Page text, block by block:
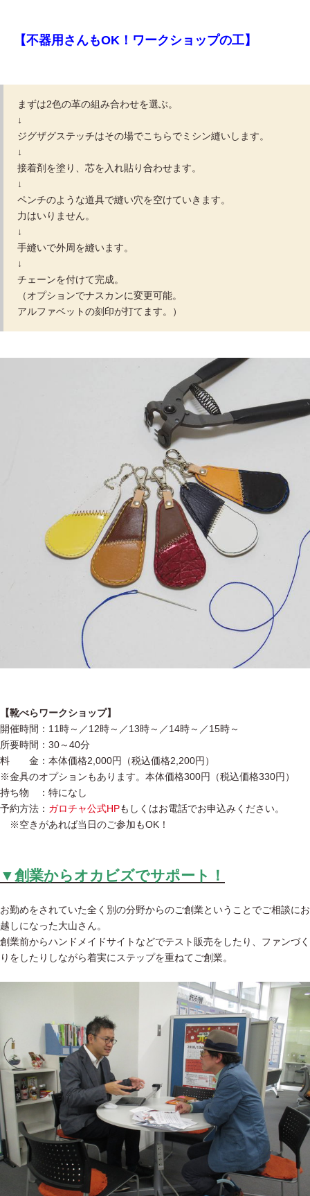
【不器用さんもOK！ワークショップの工】
まずは2色の革の組み合わせを選ぶ。
↓
ジグザグステッチはその場でこちらでミシン縫いします。
↓
接着剤を塗り、芯を入れ貼り合わせます。
↓
ペンチのような道具で縫い穴を空けていきます。
力はいりません。
↓
手縫いで外周を縫います。
↓
チェーンを付けて完成。
（オプションでナスカンに変更可能。
アルファベットの刻印が打てます。）
【靴べらワークショップ】
開催時間：11時～／12時～／13時～／14時～／15時～
所要時間：30～40分
料 金：本体価格2,000円（税込価格2,200円）
※金具のオプションもあります。本体価格300円（税込価格330円）
持ち物 ：特になし
予約方法： ガロチャ公式HPもしくはお電話でお申込みください。
※空きがあれば当日のご参加もOK！
▼創業からオカビズでサポート！
お勤めをされていた全く別の分野からのご創業ということでご相談にお
越しになった大山さん。
創業前からハンドメイドサイトなどでテスト販売をしたり、ファンづく
りをしたりしながら着実にステップを重ねてご創業。